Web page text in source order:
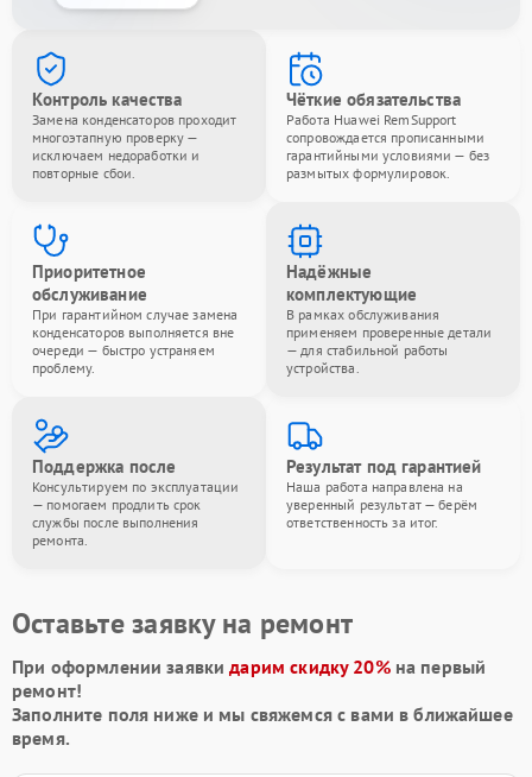
Контроль качества
Замена конденсаторов проходит
многоэтапную проверку —
исключаем недоработки и
повторные сбои.
Чёткие обязательства
Работа Huawei RemSupport
сопровождается прописанными
гарантийными условиями — без
размытых формулировок.
Приоритетное
обслуживание
При гарантийном случае замена
конденсаторов выполняется вне
очереди — быстро устраняем
проблему.
Надёжные
комплектующие
В рамках обслуживания
применяем проверенные детали
— для стабильной работы
устройства.
Поддержка после
Консультируем по эксплуатации
— помогаем продлить срок
службы после выполнения
ремонта.
Результат под гарантией
Наша работа направлена на
уверенный результат — берём
ответственность за итог.
Оставьте заявку на ремонт
При оформлении заявкидарим скидку 20%на первый
ремонт!
Заполните поля ниже и мы свяжемся с вами в ближайшее
время.